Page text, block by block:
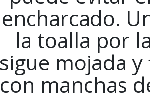
encharcado.
la toalla por
sigue mojada
con manchas